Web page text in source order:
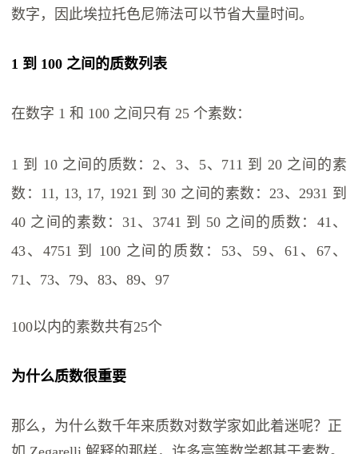
数字，因此埃拉托色尼筛法可以节省大量时间。
1 到 100 之间的质数列表
在数字 1 和 100 之间只有 25 个素数：
1 到 10 之间的质数：2、3、5、711 到 20 之间的素
数：11, 13, 17, 1921 到 30 之间的素数：23、2931 到
40 之间的素数：31、3741 到 50 之间的质数：41、
43、4751 到 100 之间的质数：53、59、61、67、
71、73、79、83、89、97
100以内的素数共有25个
为什么质数很重要
那么，为什么数千年来质数对数学家如此着迷呢？正